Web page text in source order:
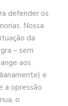
defender os
Nossa
da
– sem
aos
e
a opressão
o